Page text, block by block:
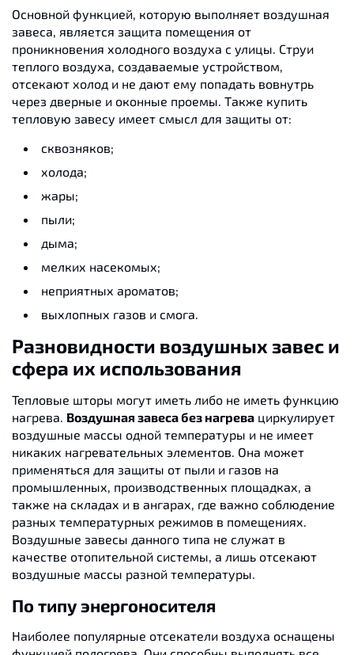
Основной функцией, которую выполняет воздушная
завеса, является защита помещения от
проникновения холодного воздуха с улицы. Струи
теплого воздуха, создаваемые устройством,
отсекают холод и не дают ему попадать вовнутрь
через дверные и оконные проемы. Также купить
тепловую завесу имеет смысл для защиты от:
сквозняков;
холода;
жары;
пыли;
дыма;
мелких насекомых;
неприятных ароматов;
выхлопных газов и смога.
Разновидности воздушных завес и
сфера их использования
Тепловые шторы могут иметь либо не иметь функцию
нагрева. Воздушная завеса без нагрева циркулирует
воздушные массы одной температуры и не имеет
никаких нагревательных элементов. Она может
применяться для защиты от пыли и газов на
промышленных, производственных площадках, а
также на складах и в ангарах, где важно соблюдение
разных температурных режимов в помещениях.
Воздушные завесы данного типа не служат в
качестве отопительной системы, а лишь отсекают
воздушные массы разной температуры.
По типу энергоносителя
Наиболее популярные отсекатели воздуха оснащены